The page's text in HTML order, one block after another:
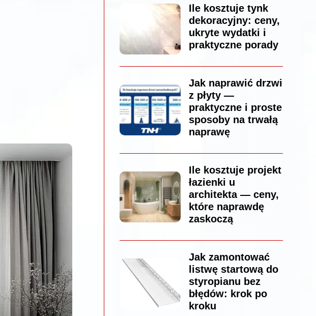
Ile kosztuje tynk
dekoracyjny: ceny,
ukryte wydatki i
praktyczne porady
Jak naprawić drzwi
z płyty —
praktyczne i proste
sposoby na trwałą
naprawę
Ile kosztuje projekt
łazienki u
architekta — ceny,
które naprawdę
zaskoczą
Jak zamontować
listwę startową do
styropianu bez
błędów: krok po
kroku